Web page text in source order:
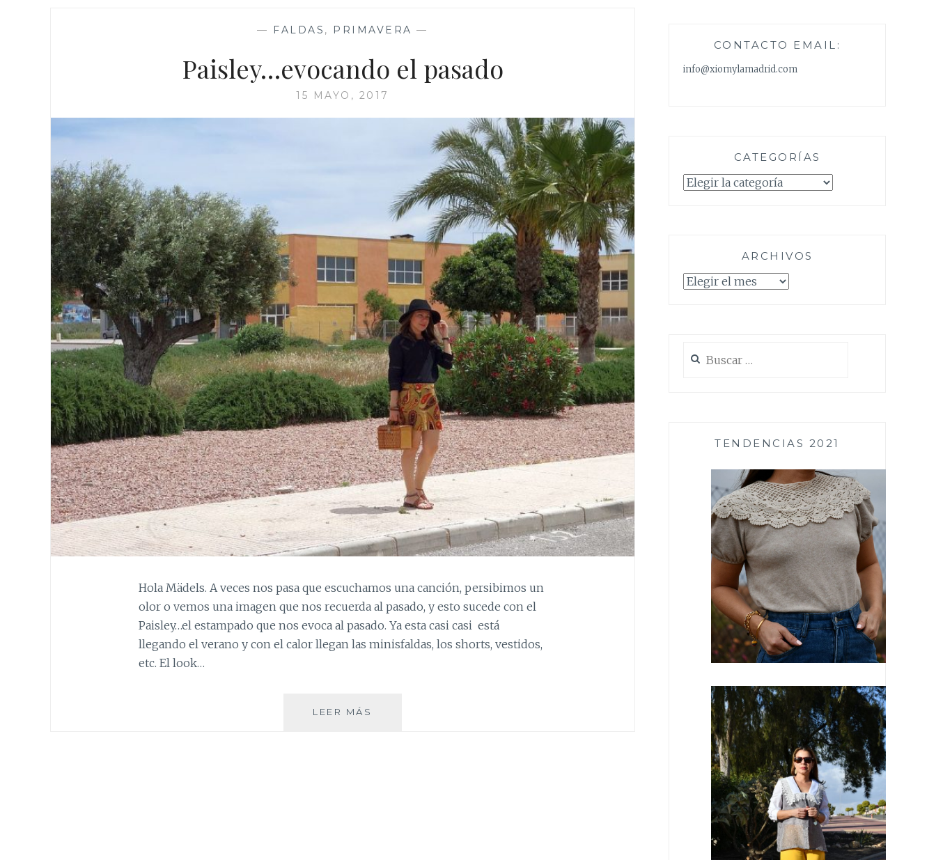
— FALDAS , PRIMAVERA —
Paisley…evocando el pasado
15 MAYO, 2017
Hola Mädels. A veces nos pasa que escuchamos una canción, persibimos un
olor o vemos una imagen que nos recuerda al pasado, y esto sucede con el
Paisley…el estampado que nos evoca al pasado. Ya esta casi casi está
llegando el verano y con el calor llegan las minisfaldas, los shorts, vestidos,
etc. El look…
LEER MÁS
CONTACTO EMAIL:
info@xiomylamadrid.com
CATEGORÍAS
Categorías
ARCHIVOS
Archivos
TENDENCIAS 2021